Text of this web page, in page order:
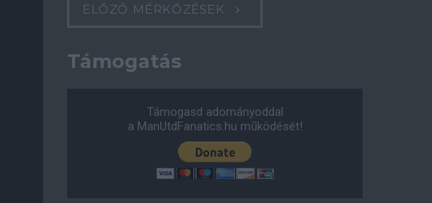
ELŐZŐ MÉRKŐZÉSEK
Támogatás
Támogasd adományoddal
a ManUtdFanatics.hu működését!